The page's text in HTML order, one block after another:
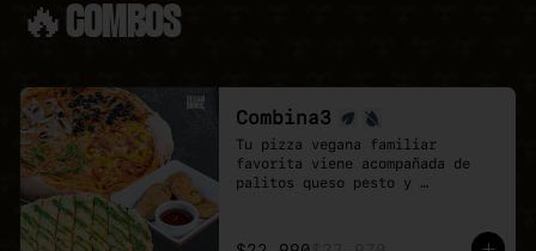
🔥COMBOS
Combina3
Tu pizza vegana familiar
favorita viene acompañada de
palitos queso pesto y
contundente y pensada para